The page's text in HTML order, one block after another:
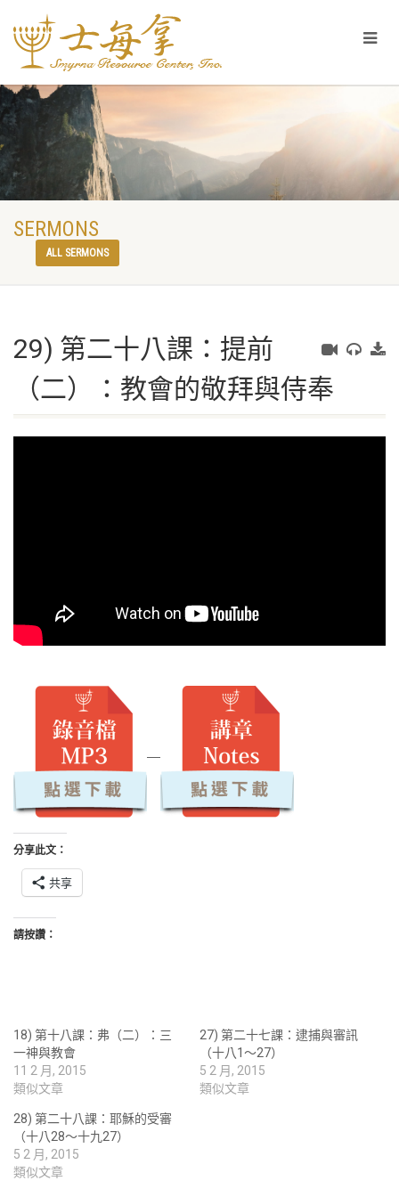
SERMONS
ALL SERMONS
29) 第二十八課：提前
（二）：教會的敬拜與侍奉
分享此文：
共享
請按讚：
18) 第十八課：弗（二）：三
一神與教會
11 2 月, 2015
類似文章
27) 第二十七課：逮捕與審訊
（十八1～27）
5 2 月, 2015
類似文章
28) 第二十八課：耶穌的受審
（十八28～十九27）
5 2 月, 2015
類似文章